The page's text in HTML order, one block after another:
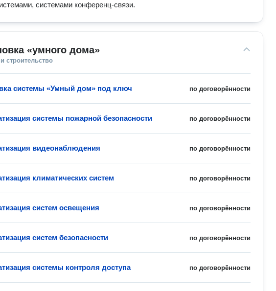
системами конференц-связи.
«умного дома»
строительство
по договорённости
системы «Умный дом» под ключ
по договорённости
системы пожарной безопасности
по договорённости
видеонаблюдения
по договорённости
климатических систем
по договорённости
систем освещения
по договорённости
систем безопасности
по договорённости
системы контроля доступа